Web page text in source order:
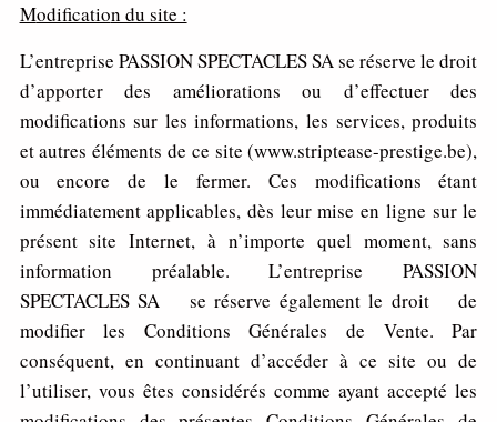
Modification du site :
L’entreprise PASSION SPECTACLES SA se réserve le droit
d’apporter des améliorations ou d’effectuer des
modifications sur les informations, les services, produits
et autres éléments de ce site (www.striptease-prestige.be),
ou encore de le fermer. Ces modifications étant
immédiatement applicables, dès leur mise en ligne sur le
présent site Internet, à n’importe quel moment, sans
information préalable. L’entreprise PASSION
SPECTACLES SA se réserve également le droit de
modifier les Conditions Générales de Vente. Par
conséquent, en continuant d’accéder à ce site ou de
l’utiliser, vous êtes considérés comme ayant accepté les